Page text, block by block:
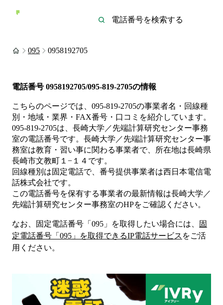
095 0958192705
電話番号 0958192705/095-819-2705の情報
こちらのページでは、 095-819-2705の事業者名・回線種
別・地域・業界・FAX番号・口コミを紹介しています。
095-819-2705は、 長崎大学／先端計算研究センター事務
室の電話番号です。 長崎大学／先端計算研究センター事
務室は教育・習い事に関わる事業者で、所在地は長崎県
長崎市文教町１−１４ です。
回線種別は固定電話で、番号提供事業者は西日本電信電
話株式会社です。
この電話番号を保有する事業者の最新情報は長崎大学／
先端計算研究センター事務室のHPをご確認ください。
なお、固定電話番号「 095 」を取得したい場合には、
固
定電話番号「 095 」を取得できるIP電話サービス をご活
用ください。